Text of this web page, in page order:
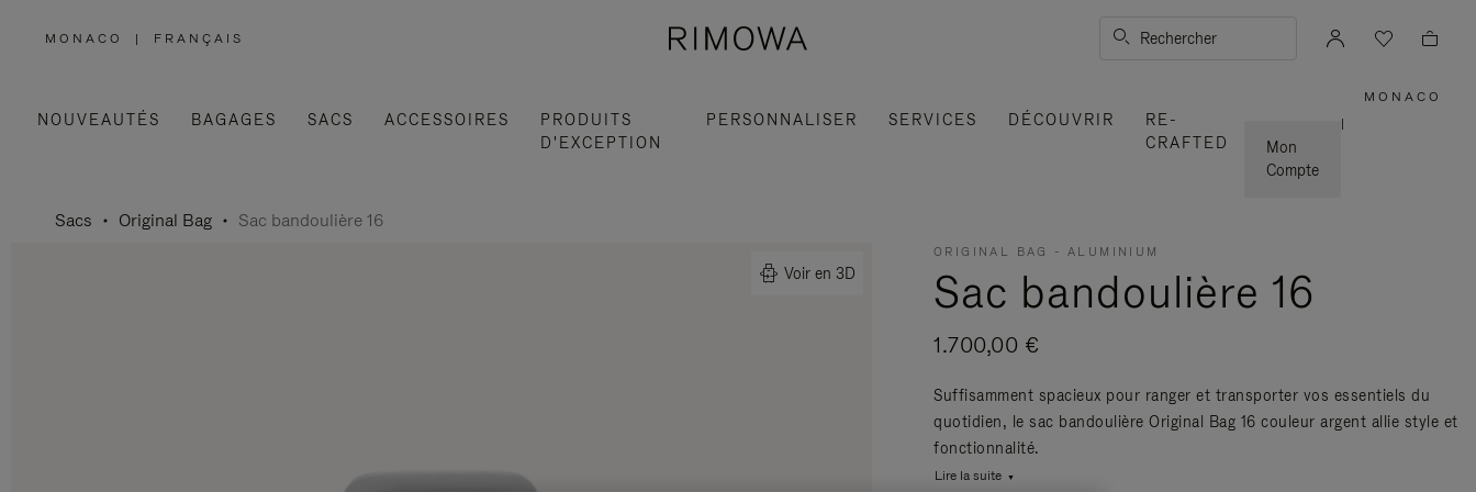
MONACO
,
| FRANÇAIS Rechercher
NOUVEAUTÉS BAGAGES SACS ACCESSOIRES
PRODUITS
D'EXCEPTION
PERSONNALISER SERVICES DÉCOUVRIR
RE-
CRAFTED
Mon
Compte
MONACO
|
Sacs Original Bag Sac bandoulière 16
Voir en 3D
ORIGINAL BAG - ALUMINIUM
Sac bandoulière 16
1.700,00 €
Suffisamment spacieux pour ranger et transporter vos essentiels du
quotidien, le sac bandoulière Original Bag 16 couleur argent allie style et
fonctionnalité.
Lire la suite